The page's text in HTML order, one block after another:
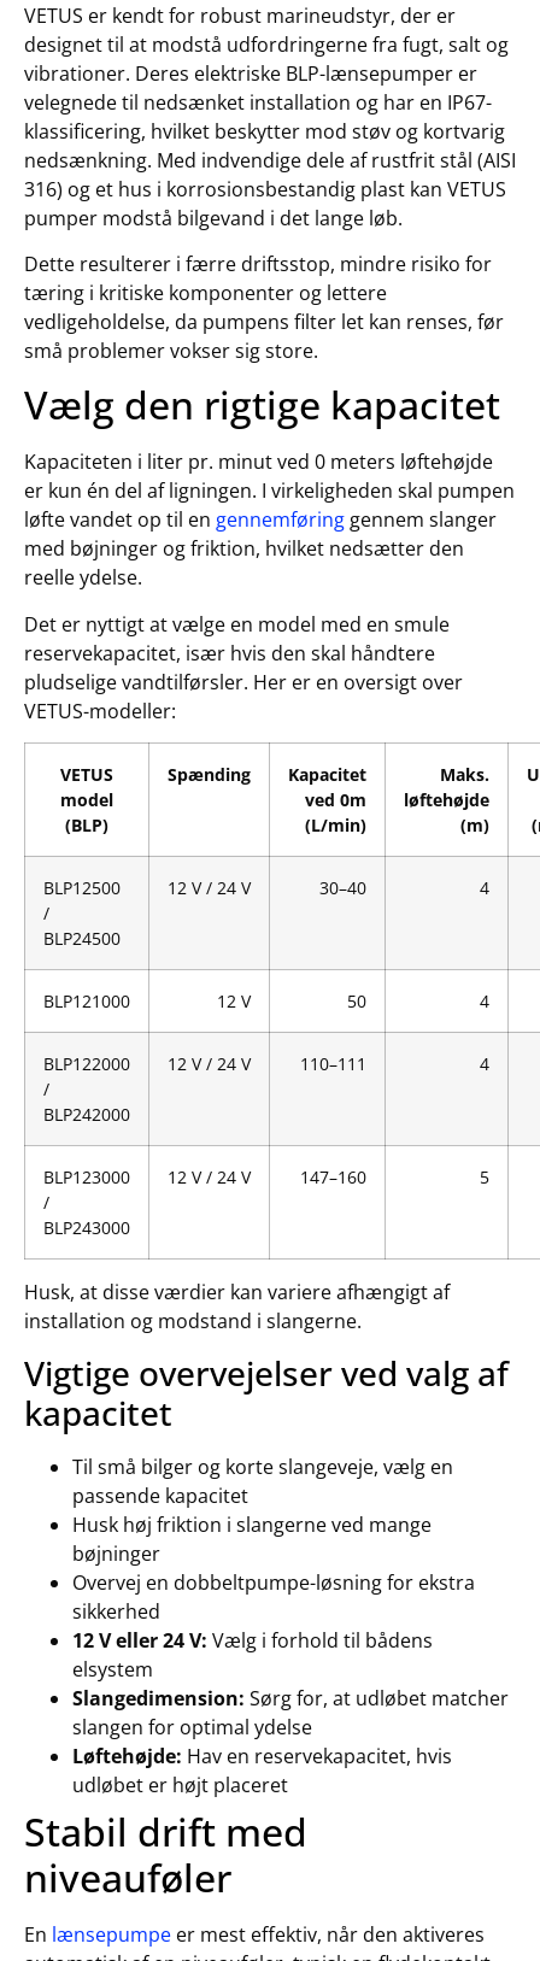
VETUS er kendt for robust marineudstyr, der er
designet til at modstå udfordringerne fra fugt, salt og
vibrationer. Deres elektriske BLP-lænsepumper er
velegnede til nedsænket installation og har en IP67-
klassificering, hvilket beskytter mod støv og kortvarig
nedsænkning. Med indvendige dele af rustfrit stål (AISI
316) og et hus i korrosionsbestandig plast kan VETUS
pumper modstå bilgevand i det lange løb.
Dette resulterer i færre driftsstop, mindre risiko for
tæring i kritiske komponenter og lettere
vedligeholdelse, da pumpens filter let kan renses, før
små problemer vokser sig store.
Vælg den rigtige kapacitet
Kapaciteten i liter pr. minut ved 0 meters løftehøjde
er kun én del af ligningen. I virkeligheden skal pumpen
løfte vandet op til en gennemføring gennem slanger
med bøjninger og friktion, hvilket nedsætter den
reelle ydelse.
Det er nyttigt at vælge en model med en smule
reservekapacitet, især hvis den skal håndtere
pludselige vandtilførsler. Her er en oversigt over
VETUS-modeller:
VETUS
model
(BLP)
Spænding
Kapacitet
ved 0m
(L/min)
Maks.
løftehøjde
(m)
BLP12500
/
BLP24500
12 V / 24 V 30–40 4
BLP121000 12 V 50 4
BLP122000
/
BLP242000
12 V / 24 V 110–111 4
BLP123000
/
BLP243000
12 V / 24 V 147–160 5
Husk, at disse værdier kan variere afhængigt af
installation og modstand i slangerne.
Vigtige overvejelser ved valg af
kapacitet
Til små bilger og korte slangeveje, vælg en
passende kapacitet
Husk høj friktion i slangerne ved mange
bøjninger
Overvej en dobbeltpumpe-løsning for ekstra
sikkerhed
12 V eller 24 V: Vælg i forhold til bådens
elsystem
Slangedimension: Sørg for, at udløbet matcher
slangen for optimal ydelse
Løftehøjde: Hav en reservekapacitet, hvis
udløbet er højt placeret
Stabil drift med
niveauføler
En lænsepumpe er mest effektiv, når den aktiveres